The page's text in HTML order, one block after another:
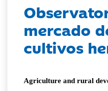
mercado
cultivos
Agriculture and rural